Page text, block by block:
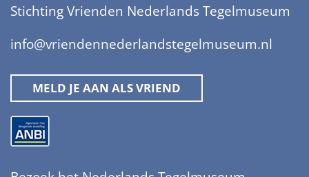
Stichting Vrienden Nederlands Tegelmuseum
info@vriendennederlandstegelmuseum.nl
MELD JE AAN ALS VRIEND